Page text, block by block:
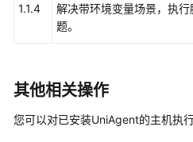
和
日
入
可
1.1.4
解决带环境变量场景，执行
题。
其他相关操作
您可以对已安装UniAgent的主机执